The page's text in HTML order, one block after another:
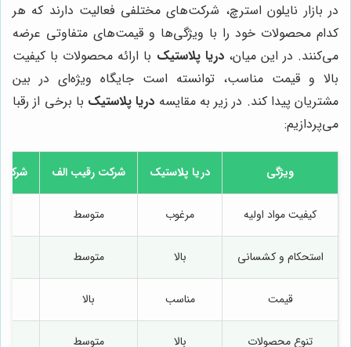
در بازار نایلون استرچ، شرکت‌های مختلفی فعالیت دارند که هر
کدام محصولات خود را با ویژگی‌ها و قیمت‌های متفاوتی عرضه
می‌کنند. در این میان،دریا پلاستیک با ارائه محصولات با کیفیت
بالا و قیمت مناسب، توانسته است جایگاه ویژه‌ای در بین
مشتریان پیدا کند. در زیر به مقایسه دریا پلاستیک با برخی از رقبا
می‌پردازیم:
ویژگی دریا پلاستیک شرکت رقیب الف
کیفیت مواد اولیه مرغوب متوسط
استحکام و کشسانی بالا متوسط
قیمت مناسب بالا
تنوع محصولات بالا متوسط